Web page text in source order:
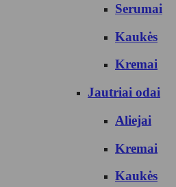
Serumai
Kaukės
Kremai
Jautriai odai
Aliejai
Kremai
Kaukės